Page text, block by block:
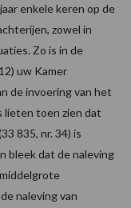
enkele keren op de
zowel in
Zo is in de
uw Kamer
de invoering van het
lieten toen zien dat
835, nr. 34) is
bleek dat de naleving
naleving van